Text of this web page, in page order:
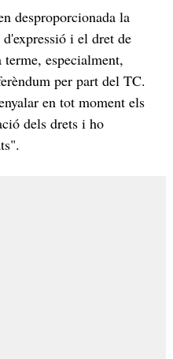
desproporcionada la
i el dret de
especialment,
per part del TC.
en tot moment els
dels drets i ho